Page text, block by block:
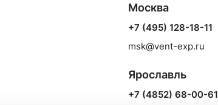
Москва
+7 (495) 128-18-11
msk@vent-exp.ru
Ярославль
+7 (4852) 68-00-61